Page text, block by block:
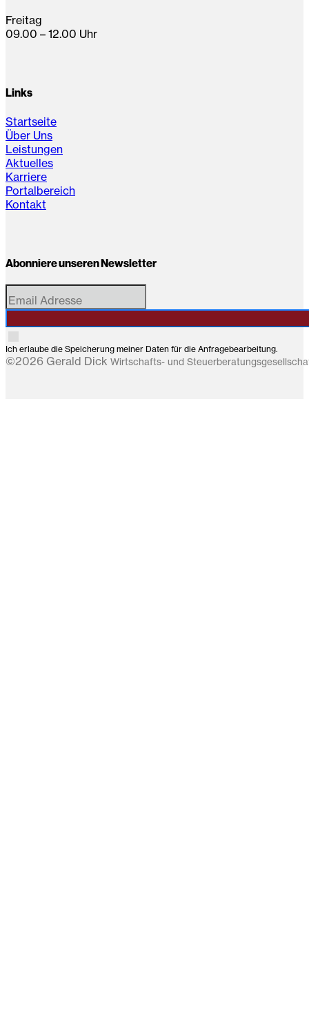
Freitag
09.00 – 12.00 Uhr
Links
Startseite
Über Uns
Leistungen
Aktuelles
Karriere
Portalbereich
Kontakt
Abonniere unseren Newsletter
Ich erlaube die Speicherung meiner Daten für die Anfragebearbeitung.
©2026 Gerald Dick Wirtschafts- und